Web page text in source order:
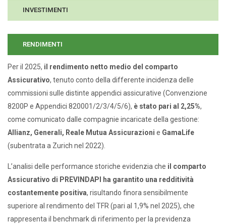
INVESTIMENTI
RENDIMENTI
Per il 2025, il rendimento netto medio del comparto
Assicurativo, tenuto conto della differente incidenza delle
commissioni sulle distinte appendici assicurative (Convenzione
8200P e Appendici 820001/2/3/4/5/6), è stato pari al 2,25%,
come comunicato dalle compagnie incaricate della gestione:
Allianz, Generali, Reale Mutua Assicurazioni e GamaLife
(subentrata a Zurich nel 2022).
L’analisi delle performance storiche evidenzia che il comparto
Assicurativo di PREVINDAPI ha garantito una redditività
costantemente positiva, risultando finora sensibilmente
superiore al rendimento del TFR (pari al 1,9% nel 2025), che
rappresenta il benchmark di riferimento per la previdenza